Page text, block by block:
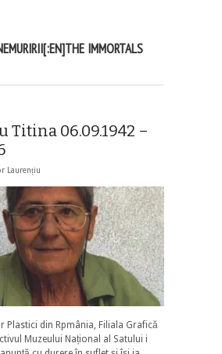
IMMORTALS
Titina 06.09.1942 –
Laurențiu
Plastici din Rpmânia, Filiala Grafică
Muzeului Național al Satului i